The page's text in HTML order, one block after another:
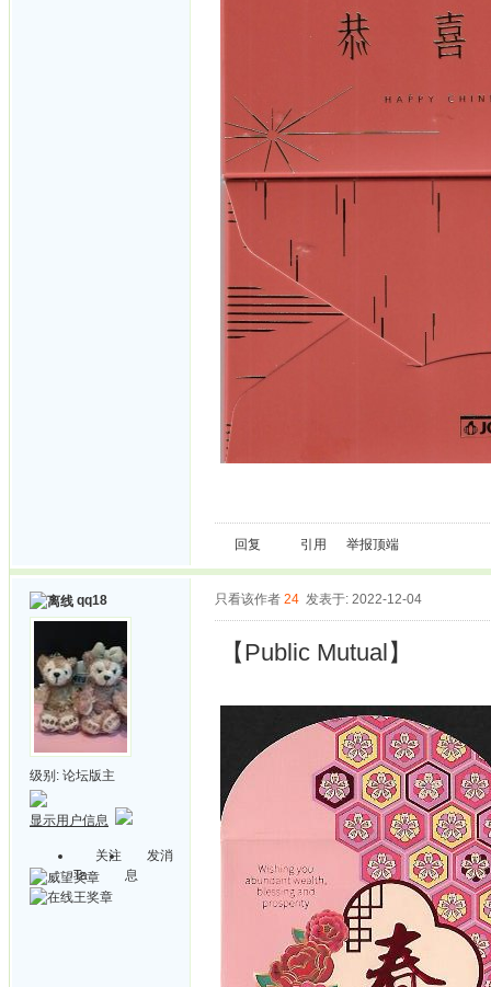
回复 引用 举报顶端
qq18
级别: 论坛版主
显示用户信息
关注
Ta
发消
息
只看该作者 24 发表于: 2022-12-04
【Public Mutual】